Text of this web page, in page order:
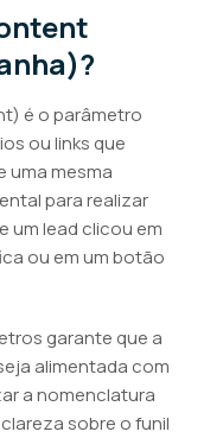
é o parâmetro
ou links que
uma mesma
para realizar
um lead clicou em
ou em um botão
garante que a
alimentada com
a nomenclatura
sobre o funil